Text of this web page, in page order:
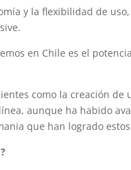
y la flexibilidad de
en Chile es el
como la creación
aunque ha habido
que han logrado